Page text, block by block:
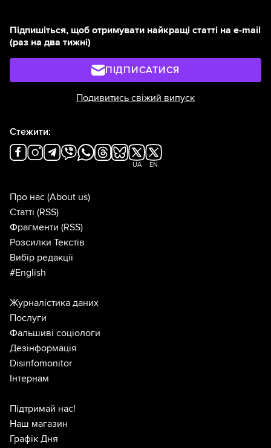
Підпишіться, щоб отримувати найкращі статті на e-mail
(раз на два тижні)
ПІДПИСАТИСЯ
Подивитись свіжий випуск
Стежити:
UA EN
Про нас (About us)
Статті (RSS)
Фрагменти (RSS)
Розсилки Текстів
Вибір редакції
#English
Журналістика даних
Послуги
Фальшиві соціологи
Дезінформація
Disinfomonitor
Інтернам
Підтримай нас!
Наш магазин
Графік Дня